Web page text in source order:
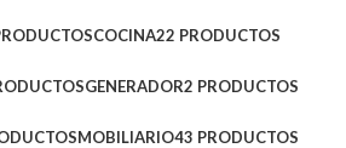
COCINA22 PRODUCTOS
GENERADOR2 PRODUCTOS
MOBILIARIO43 PRODUCTOS